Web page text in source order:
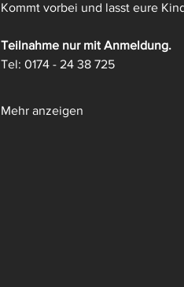
Kommt vorbei und lasst eure
Teilnahme nur mit Anmeldung.
Tel: 0174 - 24 38 725
Mehr anzeigen